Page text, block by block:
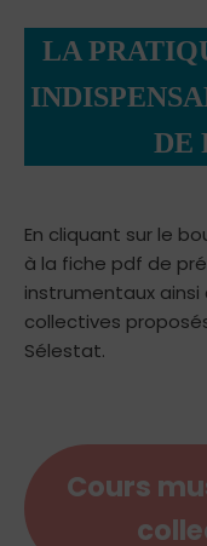
LA
DE
En cliquant sur le
à la fiche pdf de
instrumentaux
collectives
Sélestat.
Cours